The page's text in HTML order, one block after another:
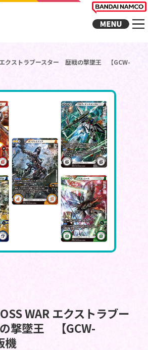
エクストラブースター 歴戦の撃墜王 【GCW-
WAR エクストラブー
撃墜王 【GCW-
機